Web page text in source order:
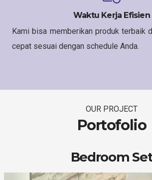
Waktu Kerja Efisien
Kami bisa memberikan produk terbaik
cepat sesuai dengan schedule Anda.
OUR PROJECT
Portofolio
Bedroom